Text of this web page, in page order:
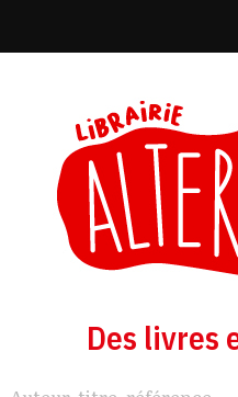
Des livres